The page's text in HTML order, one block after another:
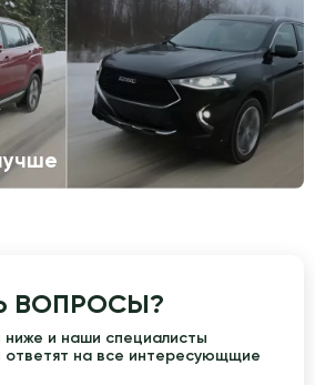
ВОПРОСЫ?
и наши специалисты
ответят на все интересующщие